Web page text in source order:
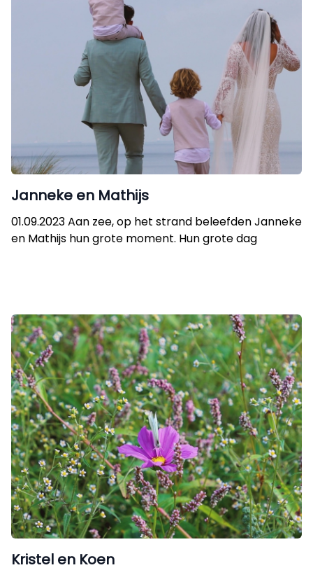
Janneke en Mathijs
01.09.2023 Aan zee, op het strand beleefden Janneke
en Mathijs hun grote moment. Hun grote dag
Kristel en Koen